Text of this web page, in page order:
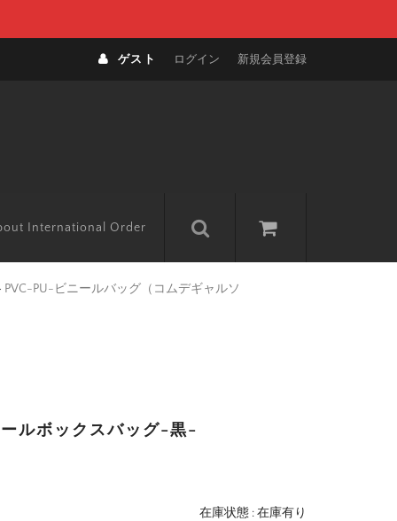
ゲスト ログイン 新規会員登録
International Order
PVC-PU-ビニールバッグ（コムデギャルソ
ルボックスバッグ-黒-
在庫状態 : 在庫有り